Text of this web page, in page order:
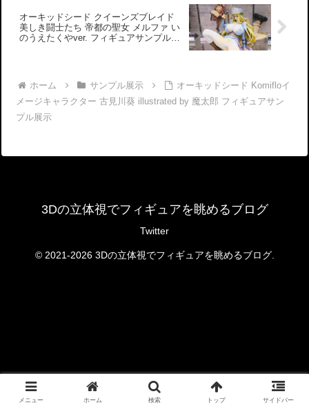
オーキッドシード クイーンズブレイド
美しき闘士たち 帝都の聖女 メルファ い
のうえたくやver. フィギュアサンプル展
ホーム サンプル展示
オーキッドシード Komifloイ
メージキャラクター 古見川葵 illustrated by 魔太郎 フィギュアサン
プル展示
3Dの立体視でフィギュアを眺めるブログ
Twitter
© 2021-2026 3Dの立体視でフィギュアを眺めるブログ.
メニュー ホーム 検索 トップ サイドバー